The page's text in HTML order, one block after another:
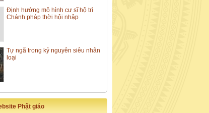
Định hướng mô hình cư sĩ hộ trì
Chánh pháp thời hội nhập
Tự ngã trong kỷ nguyên siêu nhân
loại
Phật giáo